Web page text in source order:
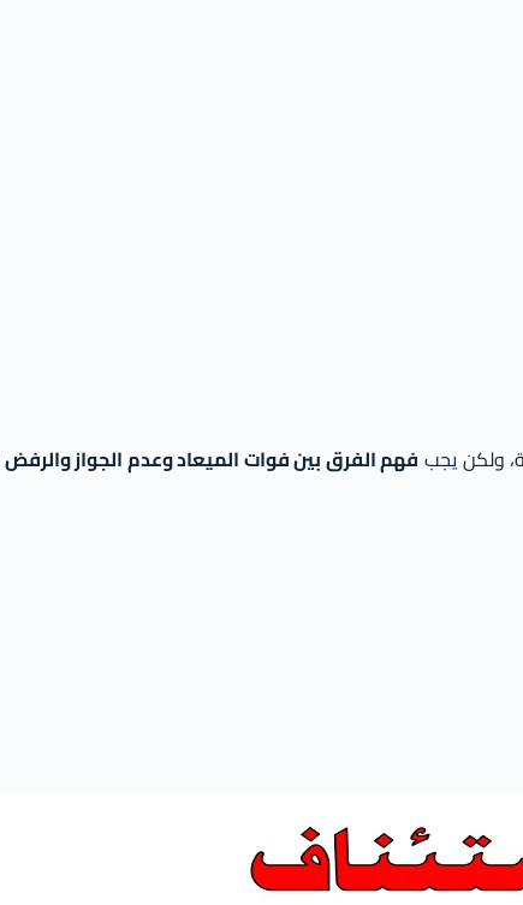
ولكن يجب فهم الفرق بين فوات الميعاد وعدم الجواز والرفض